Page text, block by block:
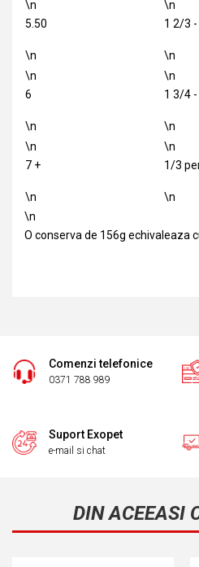
\n
5.50
\n
\n
1 2/3
\n
\n
6
\n
\n
1 3/4
\n
\n
7 +
\n
\n
1/3
\n
\n
O conserva de 156g echivaleaza
Comenzi telefonice
0371 788 989
Suport Exopet
e-mail si chat
DIN ACEEASI